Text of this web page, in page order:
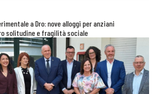
a Dro: nove alloggi per anziani
solitudine e fragilità sociale